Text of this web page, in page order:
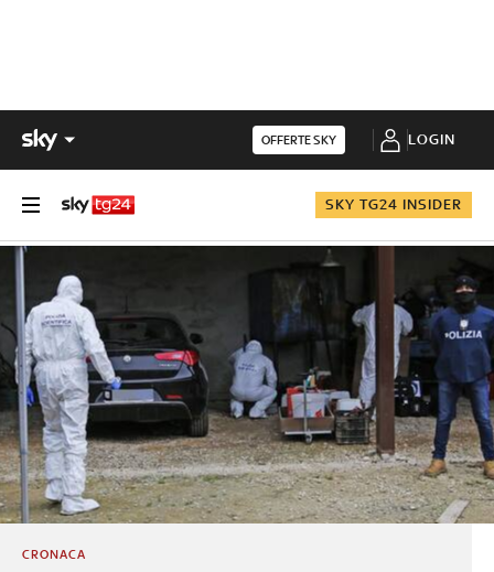
OFFERTE SKY LOGIN
SKY TG24 INSIDER
CRONACA